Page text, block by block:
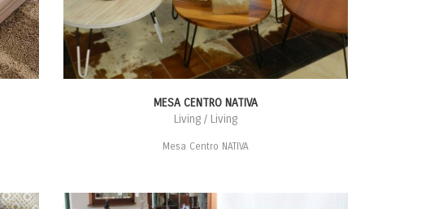
MESA CENTRO NATIVA
Living / Living
Mesa Centro NATIVA